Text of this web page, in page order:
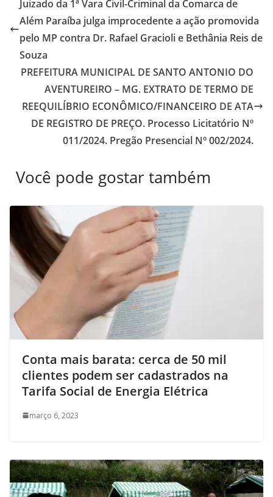
Juizado da 1ª Vara Civil-Criminal da Comarca de
Além Paraíba julga improcedente a ação promovida
pelo MP contra Dr. Rafael Gracioli e Bethânia Reis de
Souza
PREFEITURA MUNICIPAL DE SANTO ANTONIO DO
AVENTUREIRO – MG. EXTRATO DE TERMO DE
REEQUILÍBRIO ECONÔMICO/FINANCEIRO DE ATA
DE REGISTRO DE PREÇO. Processo Licitatório Nº
011/2024. Pregão Presencial Nº 002/2024.
Você pode gostar também
Conta mais barata: cerca de 50 mil
clientes podem ser cadastrados na
Tarifa Social de Energia Elétrica
março 6, 2023